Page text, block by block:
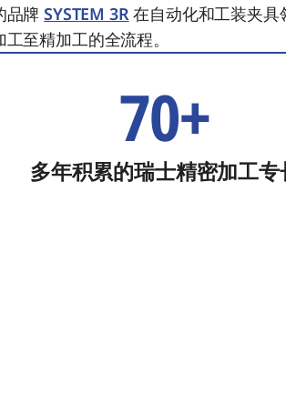
品牌SYSTEM 3R在自动化和工装夹具
至精加工的全流程。
70+
多年积累的瑞士精密加工专